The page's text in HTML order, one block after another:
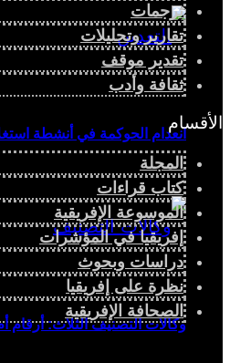
انعدام الحوكمة في أنشطة
وكالات التصنيف الثلاث: أرقام
ترجمات
تقارير وتحليلات
تقدير موقف
ثقافة وأدب
الأقسام
المجلة
كتاب قراءات
الموسوعة الإفريقية
إفريقيا في المؤشرات
دراسات وبحوث
نظرة على إفريقيا
الصحافة الإفريقية